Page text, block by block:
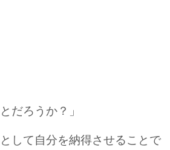
だろうか？」
して自分を納得させることで